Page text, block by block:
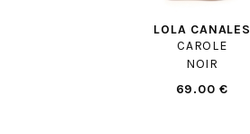
LOLA CANALES
CAROLE
NOIR
69.00 €